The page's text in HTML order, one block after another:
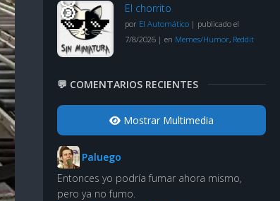
El chorrito
por El Automático | publicado el
7/8/2026 | en Memes/Humor, Reddit
💬 COMENTARIOS RECIENTES
Mostrar Multimedia
Paluego
Entonces yo podría fumar ahora mismo,
pero ya no fumo.